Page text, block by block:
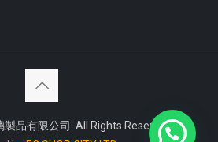
品有限公司. All Rights Reserved.